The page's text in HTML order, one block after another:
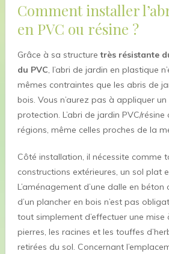
Comment installer
en PVC ou résine ?
Grâce à sa structuretrès résistante
du PVC, l’abri de jardin en plastique
mêmes contraintes que les abris de
bois. Vous n’aurez pas à appliquer
protection. L’abri de jardin PVC/
régions, même celles proches de la
Côté installation, il nécessite comme
constructions extérieures, un sol plat
L’aménagement d’une dalle en
d’un plancher en bois n’est pas
tout simplement d’effectuer une mise
pierres, les racines et les touffes
retirées du sol. Concernant